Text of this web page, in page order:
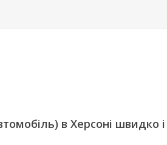
в Херсоні швидко і